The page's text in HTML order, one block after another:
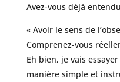
Avez-vous déjà
« Avoir le sens de
Comprenez-vous
Eh bien, je vais
manière simple et